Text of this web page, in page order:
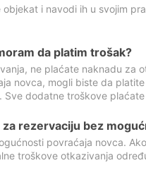
i navodi ih u svojim
da platim trošak?
ne plaćate naknadu za
novca, mogli biste da
dodatne troškove
rezervaciju bez
povraćaja novca.
troškove otkazivanja